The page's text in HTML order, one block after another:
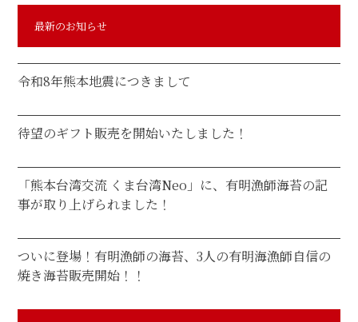
最新のお知らせ
令和8年熊本地震につきまして
待望のギフト販売を開始いたしました！
「熊本台湾交流 くま台湾Neo」に、有明漁師海苔の記
事が取り上げられました！
ついに登場！有明漁師の海苔、3人の有明海漁師自信の
焼き海苔販売開始！！